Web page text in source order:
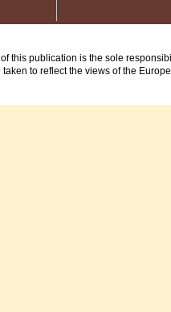
this publication is the sole
to reflect the views of the